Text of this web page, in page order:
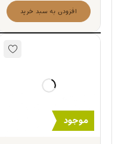
افزودن به سبد خرید
موجود